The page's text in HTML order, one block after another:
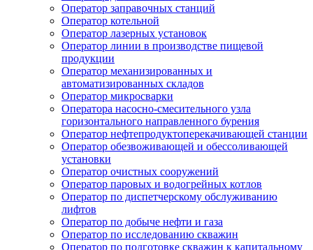
Оператор заправочных станций
Оператор котельной
Оператор лазерных установок
Оператор линии в производстве пищевой
продукции
Оператор механизированных и
автоматизированных складов
Оператор микросварки
Оператора насосно-смесительного узла
горизонтального направленного бурения
Оператор нефтепродуктоперекачивающей станции
Оператор обезвоживающей и обессоливающей
установки
Оператор очистных сооружений
Оператор паровых и водогрейных котлов
Оператор по диспетчерскому обслуживанию
лифтов
Оператор по добыче нефти и газа
Оператор по исследованию скважин
Оператор по подготовке скважин к капитальному